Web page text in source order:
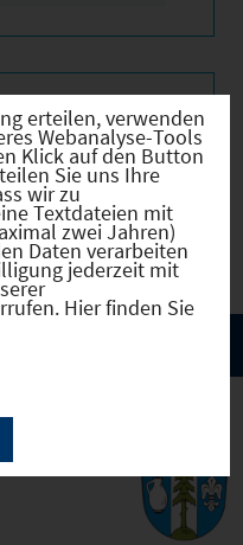
erteilen, verwenden
Webanalyse-Tools
Klick auf den Button
Sie uns Ihre
wir zu
Textdateien mit
zwei Jahren)
Daten verarbeiten
jederzeit mit
Hier finden Sie